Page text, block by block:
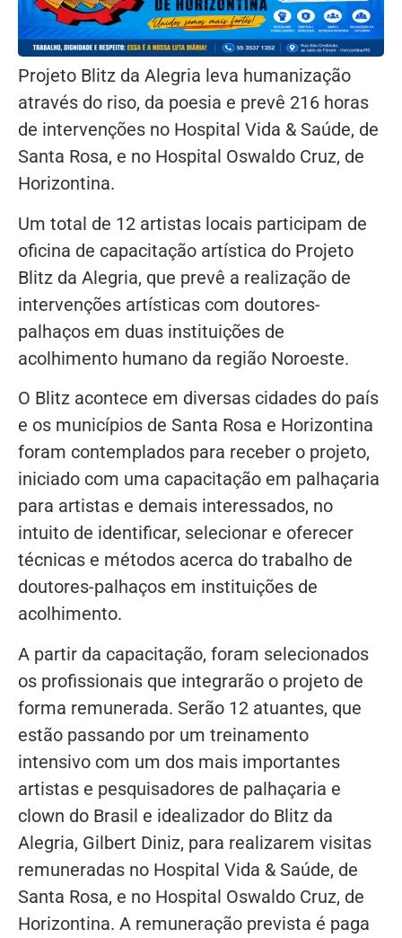
Projeto Blitz da Alegria leva humanização
através do riso, da poesia e prevê 216 horas
de intervenções no Hospital Vida & Saúde, de
Santa Rosa, e no Hospital Oswaldo Cruz, de
Horizontina.
Um total de 12 artistas locais participam de
oficina de capacitação artística do Projeto
Blitz da Alegria, que prevê a realização de
intervenções artísticas com doutores-
palhaços em duas instituições de
acolhimento humano da região Noroeste.
O Blitz acontece em diversas cidades do país
e os municípios de Santa Rosa e Horizontina
foram contemplados para receber o projeto,
iniciado com uma capacitação em palhaçaria
para artistas e demais interessados, no
intuito de identificar, selecionar e oferecer
técnicas e métodos acerca do trabalho de
doutores-palhaços em instituições de
acolhimento.
A partir da capacitação, foram selecionados
os profissionais que integrarão o projeto de
forma remunerada. Serão 12 atuantes, que
estão passando por um treinamento
intensivo com um dos mais importantes
artistas e pesquisadores de palhaçaria e
clown do Brasil e idealizador do Blitz da
Alegria, Gilbert Diniz, para realizarem visitas
remuneradas no Hospital Vida & Saúde, de
Santa Rosa, e no Hospital Oswaldo Cruz, de
Horizontina. A remuneração prevista é paga